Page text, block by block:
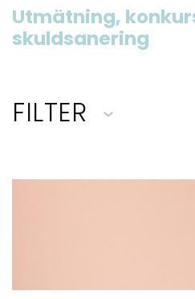
Utmätning,
skuldsanering
FILTER